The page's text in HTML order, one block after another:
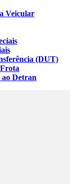
Veicular
(DUT)
ao Detran